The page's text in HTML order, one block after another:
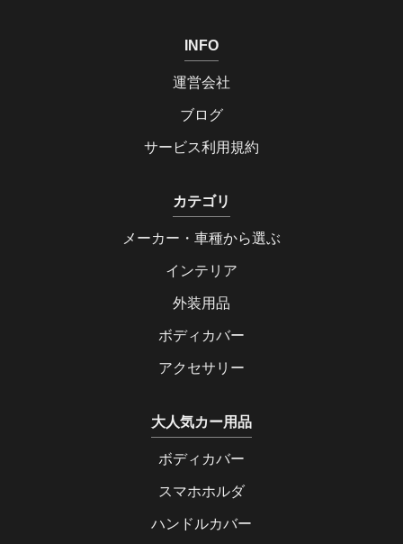
INFO
運営会社
ブログ
サービス利用規約
カテゴリ
メーカー・車種から選ぶ
インテリア
外装用品
ボディカバー
アクセサリー
大人気カー用品
ボディカバー
スマホホルダ
ハンドルカバー